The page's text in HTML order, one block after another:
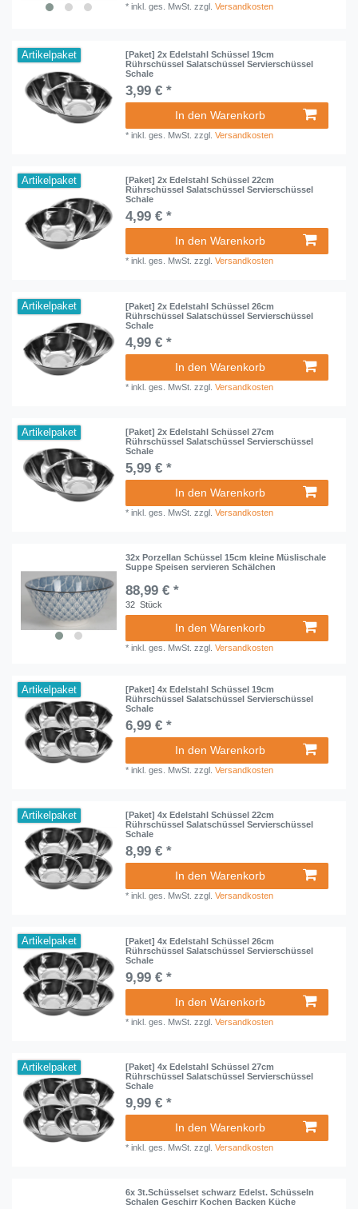
*inkl. ges. MwSt. zzgl.Versandkosten
Artikelpaket
[Paket] 2x Edelstahl Schüssel 19cm
Rührschüssel Salatschüssel Servierschüssel
Schale
3,99 € *
In den Warenkorb
*inkl. ges. MwSt. zzgl.Versandkosten
Artikelpaket
[Paket] 2x Edelstahl Schüssel 22cm
Rührschüssel Salatschüssel Servierschüssel
Schale
4,99 € *
In den Warenkorb
*inkl. ges. MwSt. zzgl.Versandkosten
Artikelpaket
[Paket] 2x Edelstahl Schüssel 26cm
Rührschüssel Salatschüssel Servierschüssel
Schale
4,99 € *
In den Warenkorb
*inkl. ges. MwSt. zzgl.Versandkosten
Artikelpaket
[Paket] 2x Edelstahl Schüssel 27cm
Rührschüssel Salatschüssel Servierschüssel
Schale
5,99 € *
In den Warenkorb
*inkl. ges. MwSt. zzgl.Versandkosten
32x Porzellan Schüssel 15cm kleine Müslischale
Suppe Speisen servieren Schälchen
88,99 € *
32 Stück
In den Warenkorb
*inkl. ges. MwSt. zzgl.Versandkosten
Artikelpaket
[Paket] 4x Edelstahl Schüssel 19cm
Rührschüssel Salatschüssel Servierschüssel
Schale
6,99 € *
In den Warenkorb
*inkl. ges. MwSt. zzgl.Versandkosten
Artikelpaket
[Paket] 4x Edelstahl Schüssel 22cm
Rührschüssel Salatschüssel Servierschüssel
Schale
8,99 € *
In den Warenkorb
*inkl. ges. MwSt. zzgl.Versandkosten
Artikelpaket
[Paket] 4x Edelstahl Schüssel 26cm
Rührschüssel Salatschüssel Servierschüssel
Schale
9,99 € *
In den Warenkorb
*inkl. ges. MwSt. zzgl.Versandkosten
Artikelpaket
[Paket] 4x Edelstahl Schüssel 27cm
Rührschüssel Salatschüssel Servierschüssel
Schale
9,99 € *
In den Warenkorb
*inkl. ges. MwSt. zzgl.Versandkosten
6x 3t.Schüsselset schwarz Edelst. Schüsseln
Schalen Geschirr Kochen Backen Küche